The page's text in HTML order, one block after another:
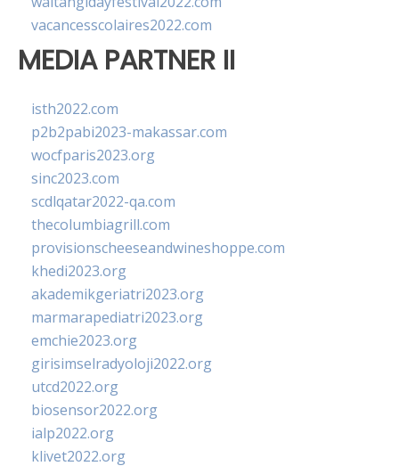
vacancesscolaires2022.com
MEDIA PARTNER II
isth2022.com
p2b2pabi2023-makassar.com
wocfparis2023.org
sinc2023.com
scdlqatar2022-qa.com
thecolumbiagrill.com
provisionscheeseandwineshoppe.com
khedi2023.org
akademikgeriatri2023.org
marmarapediatri2023.org
emchie2023.org
girisimselradyoloji2022.org
utcd2022.org
biosensor2022.org
ialp2022.org
klivet2022.org